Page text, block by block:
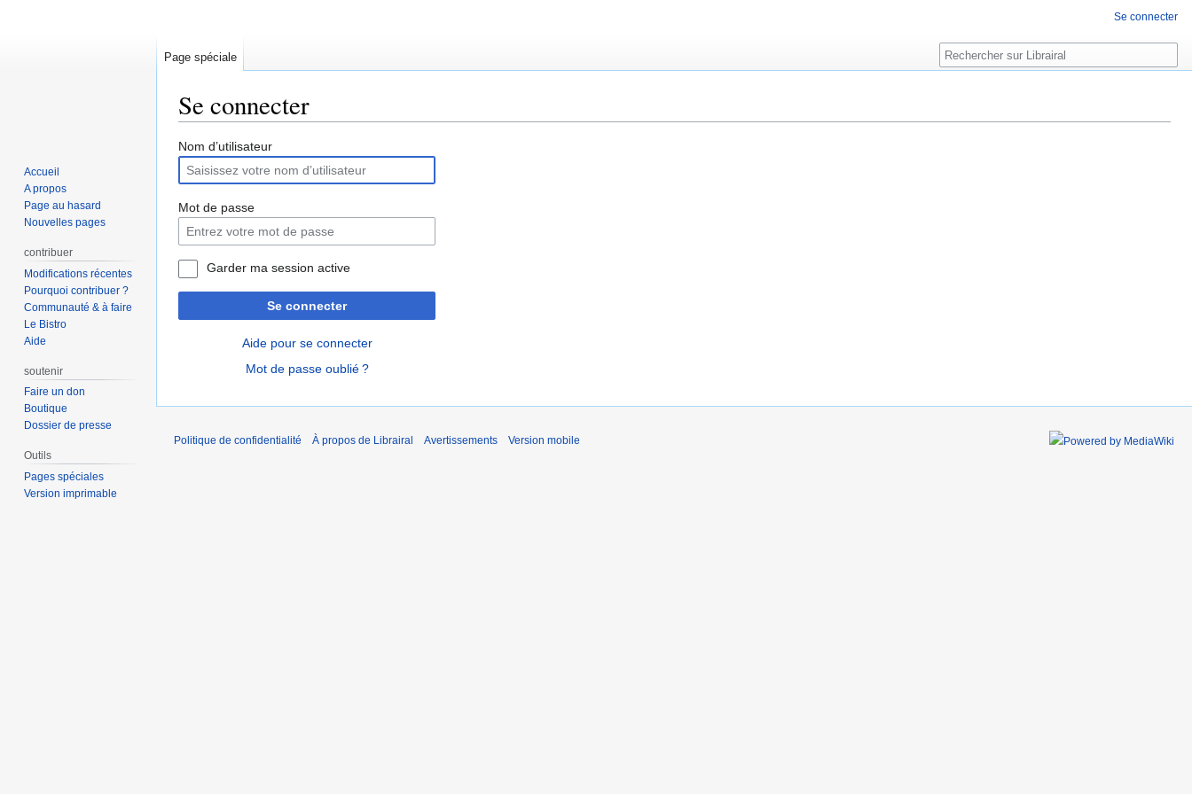
Se connecter
Aller
la
navigation
Aller
la
recherche
Nom d’utilisateur
Mot de passe
Garder ma session active
Se connecter
Aide pour se connecter
Mot de passe oublié ?
Se connecter
Page spéciale Rechercher
Accueil
A propos
Page au hasard
Nouvelles pages
contribuer
Modifications récentes
Pourquoi contribuer ?
Communauté & à faire
Le Bistro
Aide
soutenir
Faire un don
Boutique
Dossier de presse
Outils
Pages spéciales
Version imprimable
Politique de confidentialité À propos de Librairal Avertissements Version mobile